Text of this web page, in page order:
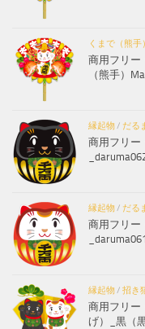
くまで（熊手）
商用フリー
（熊手）
縁起物/ だる
商用フリー
縁起物/ だる
商用フリー
_daruma061
縁起物/ 招き
商用フリー
げ）_黒（